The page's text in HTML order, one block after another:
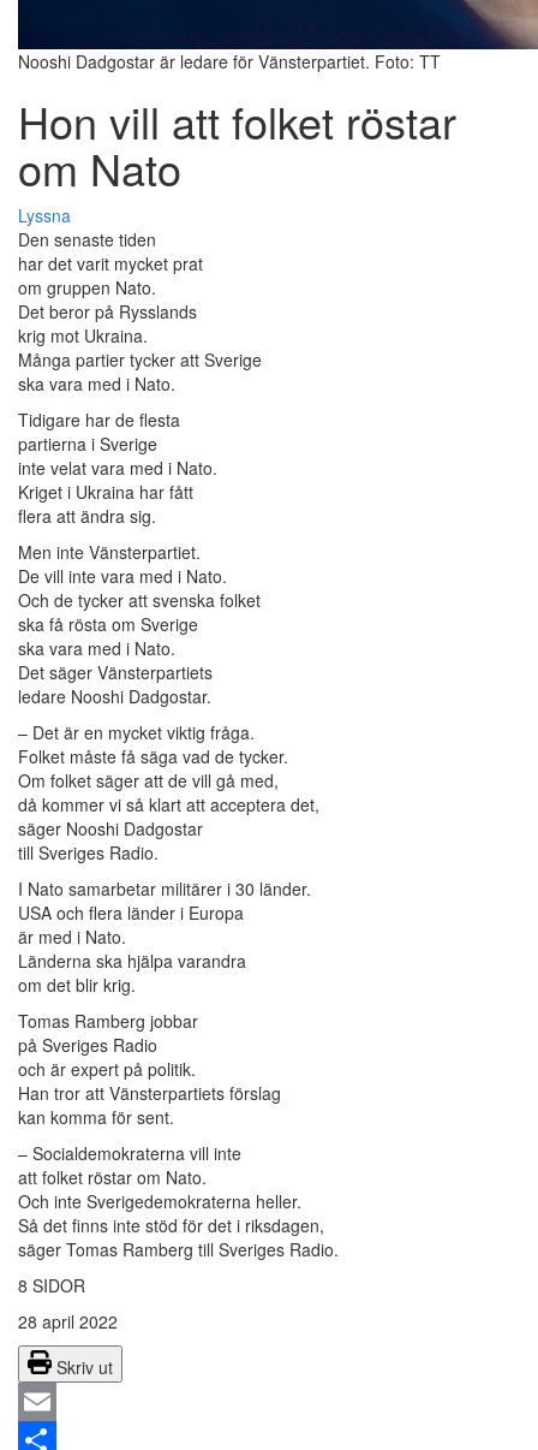
Nooshi Dadgostar är ledare för Vänsterpartiet. Foto: TT
Hon vill att folket röstar
om Nato
Lyssna
Den senaste tiden
har det varit mycket prat
om gruppen Nato.
Det beror på Rysslands
krig mot Ukraina.
Många partier tycker att Sverige
ska vara med i Nato.
Tidigare har de flesta
partierna i Sverige
inte velat vara med i Nato.
Kriget i Ukraina har fått
flera att ändra sig.
Men inte Vänsterpartiet.
De vill inte vara med i Nato.
Och de tycker att svenska folket
ska få rösta om Sverige
ska vara med i Nato.
Det säger Vänsterpartiets
ledare Nooshi Dadgostar.
– Det är en mycket viktig fråga.
Folket måste få säga vad de tycker.
Om folket säger att de vill gå med,
då kommer vi så klart att acceptera det,
säger Nooshi Dadgostar
till Sveriges Radio.
I Nato samarbetar militärer i 30 länder.
USA och flera länder i Europa
är med i Nato.
Länderna ska hjälpa varandra
om det blir krig.
Tomas Ramberg jobbar
på Sveriges Radio
och är expert på politik.
Han tror att Vänsterpartiets förslag
kan komma för sent.
– Socialdemokraterna vill inte
att folket röstar om Nato.
Och inte Sverigedemokraterna heller.
Så det finns inte stöd för det i riksdagen,
säger Tomas Ramberg till Sveriges Radio.
8 SIDOR
28 april 2022
Skriv ut
Email